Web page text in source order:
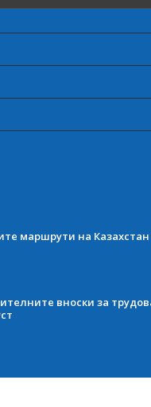
маршрути на Казахстан
вноски за